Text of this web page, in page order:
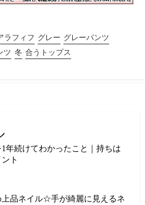
ラフィフ グレー グレーパンツ
ツ 冬 合うトップス
年続けてわかったこと｜持ちは
ト
上品ネイル☆手が綺麗に見えるネ